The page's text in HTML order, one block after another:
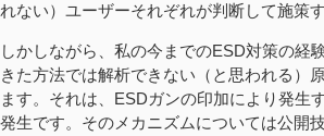
れない）ユーザーそれぞれが判断して施策
しかしながら、私の今までのESD対策の経
きた方法では解析できない（と思われる）
ます。それは、ESDガンの印加により発生
発生です。そのメカニズムについては公開